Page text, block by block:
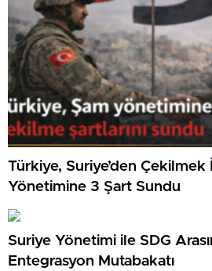
Türkiye, Suriye’den Çekilmek
Yönetimine 3 Şart Sundu
Suriye Yönetimi ile SDG
Entegrasyon Mutabakatı